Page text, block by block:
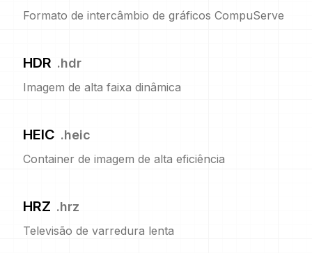
Formato de intercâmbio de gráficos CompuServe
HDR .hdr
Imagem de alta faixa dinâmica
HEIC .heic
Container de imagem de alta eficiência
HRZ .hrz
Televisão de varredura lenta